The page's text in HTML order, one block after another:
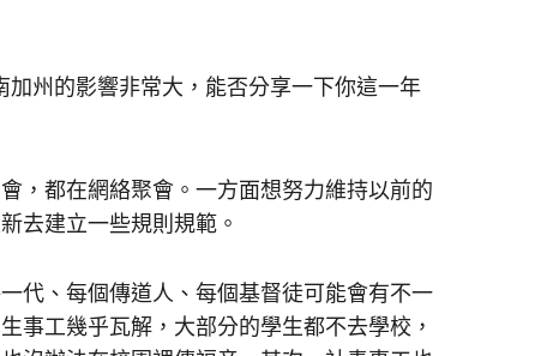
州的影響非常大，能否分享一下你這一年
，都在網絡聚會。一方面想努力維持以前的
去建立一些規則規範。
代、每個傳道人、每個基督徒可能會有不一
事工幾乎瓦解，大部分的學生都不去學校，